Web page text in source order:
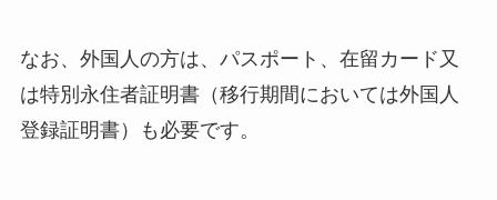
なお、外国人の方は、パスポート、在留カード又
は特別永住者証明書（移行期間においては外国人
登録証明書）も必要です。